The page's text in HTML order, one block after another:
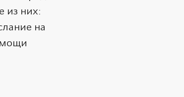
из них:
на